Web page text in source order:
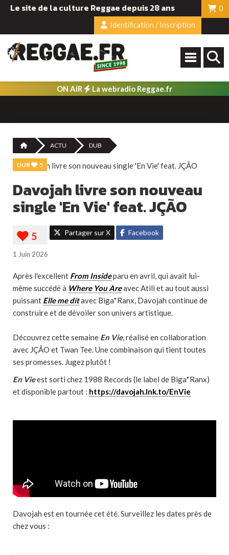
Le site de la culture Reggae depuis 28 ans
0
Identification / Inscription
ON AIR La webradio Reggae.fr
ACTU DUB
DUB 5
Davojah livre son nouveau
single 'En Vie' feat. JÇÃO
Partager sur X Facebook
1 Juin 2026
Après l'excellent From Insideparu en avril, qui avait lui-
même succédé à Where You Areavec Atili et au tout aussi
puissant Elle me ditavec Biga*Ranx, Davojah continue de
construire et de dévoiler son univers artistique.
Découvrez cette semaine En Vie, réalisé en collaboration
avec JÇÃO et Twan Tee. Une combinaison qui tient toutes
ses promesses. Jugez plutôt !
En Vieest sorti chez 1988 Records (le label de Biga*Ranx)
et disponible partout : https://davojah.lnk.to/EnVie
Davojah est en tournée cet été. Surveillez les dates près de
chez vous :